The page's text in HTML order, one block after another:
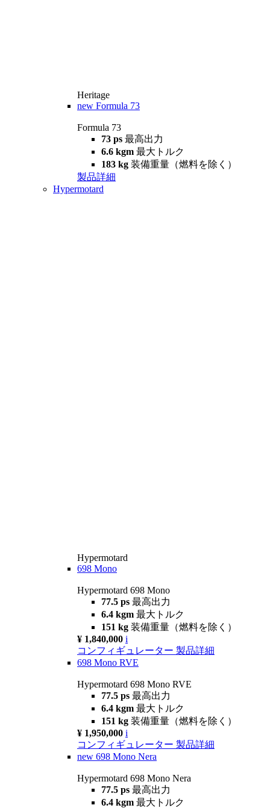
Heritage
new Formula 73
Formula 73
73 ps 最高出力
6.6 kgm 最大トルク
183 kg 装備重量（燃料を除く）
製品詳細
Hypermotard
Hypermotard
698 Mono
Hypermotard 698 Mono
77.5 ps 最高出力
6.4 kgm 最大トルク
151 kg 装備重量（燃料を除く）
¥ 1,840,000 i
コンフィギュレーター 製品詳細
698 Mono RVE
Hypermotard 698 Mono RVE
77.5 ps 最高出力
6.4 kgm 最大トルク
151 kg 装備重量（燃料を除く）
¥ 1,950,000 i
コンフィギュレーター 製品詳細
new 698 Mono Nera
Hypermotard 698 Mono Nera
77.5 ps 最高出力
6.4 kgm 最大トルク